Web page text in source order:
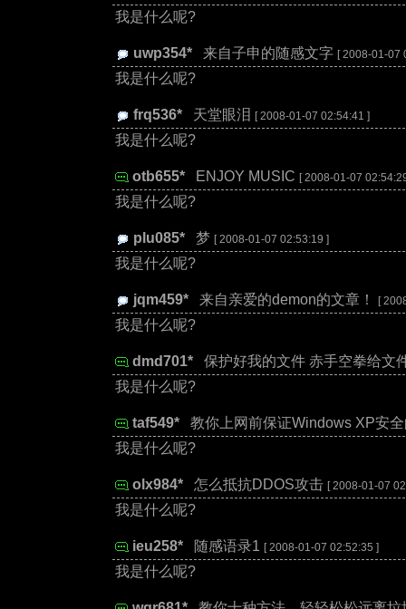
我是什么呢?
uwp354*: 来自子申的随感文字 [ 2008-01-07
我是什么呢?
frq536*: 天堂眼泪 [ 2008-01-07 02:54:41 ]
我是什么呢?
otb655*: ENJOY MUSIC [ 2008-01-07
我是什么呢?
plu085*: 梦 [ 2008-01-07 02:53:19 ]
我是什么呢?
jqm459*: 来自亲爱的demon的文章！ [
我是什么呢?
dmd701*: 保护好我的文件 赤手空拳给文
我是什么呢?
taf549*: 教你上网前保证Windows XP安
我是什么呢?
olx984*: 怎么抵抗DDOS攻击 [ 2008-01-07
我是什么呢?
ieu258*: 随感语录1 [ 2008-01-07 02:52:35 ]
我是什么呢?